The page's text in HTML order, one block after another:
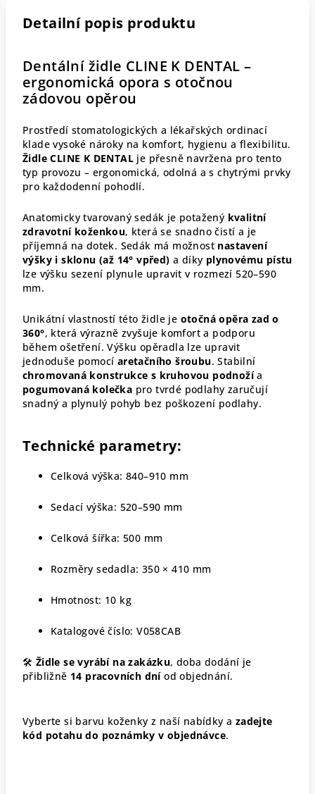
Detailní popis produktu
Dentální židle CLINE K DENTAL –
ergonomická opora s otočnou
zádovou opěrou
Prostředí stomatologických a lékařských ordinací
klade vysoké nároky na komfort, hygienu a flexibilitu.
Židle CLINE K DENTAL je přesně navržena pro tento
typ provozu – ergonomická, odolná a s chytrými prvky
pro každodenní pohodlí.
Anatomicky tvarovaný sedák je potažený kvalitní
zdravotní koženkou, která se snadno čistí a je
příjemná na dotek. Sedák má možnost nastavení
výšky i sklonu (až 14° vpřed) a díky plynovému pístu
lze výšku sezení plynule upravit v rozmezí 520–590
mm.
Unikátní vlastností této židle je otočná opěra zad o
360°, která výrazně zvyšuje komfort a podporu
během ošetření. Výšku opěradla lze upravit
jednoduše pomocí aretačního šroubu. Stabilní
chromovaná konstrukce s kruhovou podnožía
pogumovaná kolečka pro tvrdé podlahy zaručují
snadný a plynulý pohyb bez poškození podlahy.
Technické parametry:
Celková výška: 840–910 mm
Sedací výška: 520–590 mm
Celková šířka: 500 mm
Rozměry sedadla: 350 × 410 mm
Hmotnost: 10 kg
Katalogové číslo: V058CAB
🛠 Židle se vyrábí na zakázku, doba dodání je
přibližně 14 pracovních dníod objednání.
Vyberte si barvu koženky z naší nabídky a zadejte
kód potahu do poznámky v objednávce.